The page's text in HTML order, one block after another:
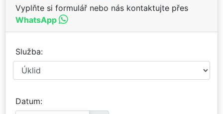
Vyplňte si formulář nebo nás kontaktujte přes
WhatsApp
Služba
Datum